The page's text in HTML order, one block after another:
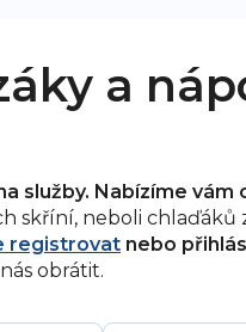
a
služby. Nabízíme
neboli chlaďáků
registrovat nebo
obrátit.